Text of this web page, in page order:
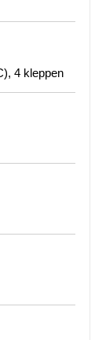
4 kleppen